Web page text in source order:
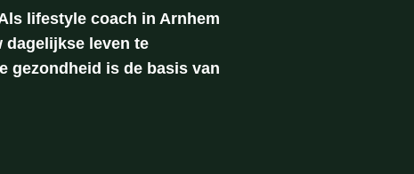
lifestyle coach in Arnhem
leven te
gezondheid is de basis van